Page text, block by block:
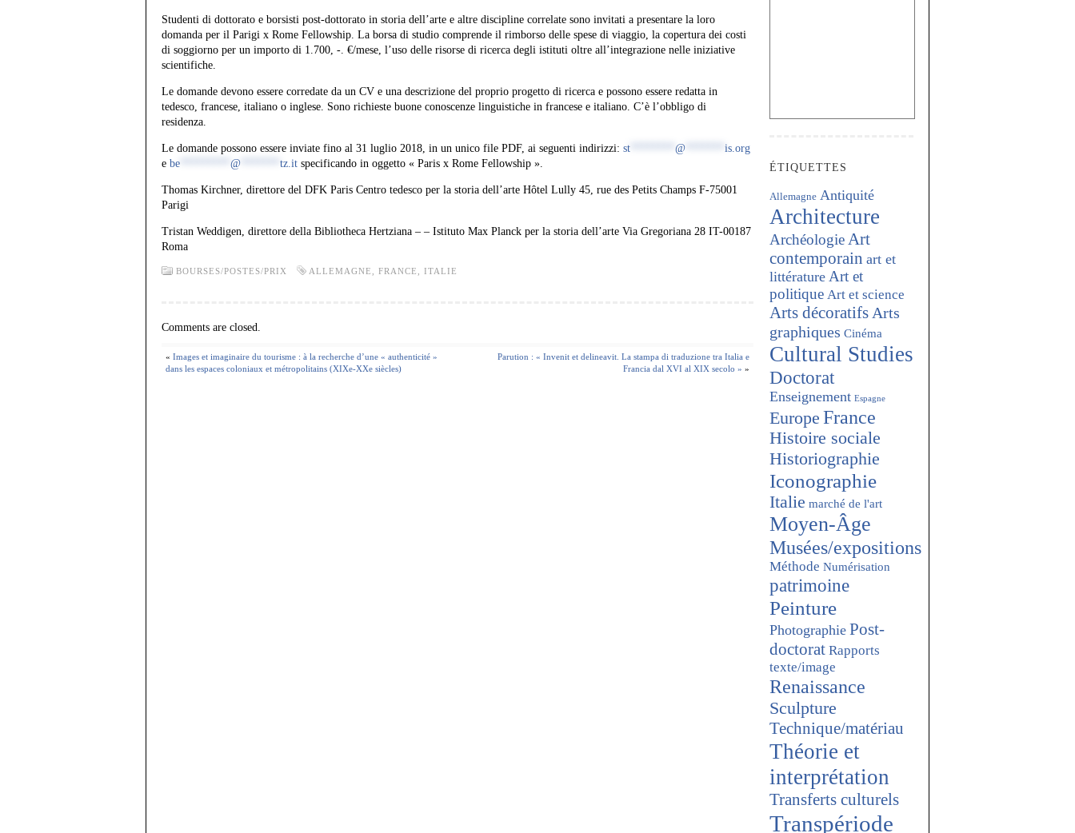
Studenti di dottorato e borsisti post-dottorato in storia dell’arte e altre discipline correlate sono invitati a presentare la loro
domanda per il Parigi x Rome Fellowship. La borsa di studio comprende il rimborso delle spese di viaggio, la copertura dei costi
di soggiorno per un importo di 1.700, -. €/mese, l’uso delle risorse di ricerca degli istituti oltre all’integrazione nelle iniziative
scientifiche.
Le domande devono essere corredate da un CV e una descrizione del proprio progetto di ricerca e possono essere redatta in
tedesco, francese, italiano o inglese. Sono richieste buone conoscenze linguistiche in francese e italiano. C’è l’obbligo di
residenza.
Le domande possono essere inviate fino al 31 luglio 2018, in un unico file PDF, ai seguenti indirizzi: st @
is.org
e be @ tz.it specificando in oggetto « Paris x Rome Fellowship ».
Thomas Kirchner, direttore del DFK Paris Centro tedesco per la storia dell’arte Hôtel Lully 45, rue des Petits Champs F-75001
Parigi
Tristan Weddigen, direttore della Bibliotheca Hertziana – – Istituto Max Planck per la storia dell’arte Via Gregoriana 28 IT-00187
Roma
BOURSES/POSTES/PRIX ALLEMAGNE FRANCE ITALIE
Comments are closed.
« Images et imaginaire du tourisme : à la recherche d’une « authenticité »
dans les espaces coloniaux et métropolitains (XIXe-XXe siècles)
Parution : « Invenit et delineavit. La stampa di traduzione tra Italia e
Francia dal XVI al XIX secolo » »
ÉTIQUETTES
Allemagne Antiquité
Architecture
Archéologie Art
contemporain art et
littérature Art et
politique Art et science
Arts décoratifs Arts
graphiques Cinéma
Cultural Studies
Doctorat
Enseignement Espagne
Europe France
Histoire sociale
Historiographie
Iconographie
Italie marché de l'art
Moyen-Âge
Musées/expositions
Méthode Numérisation
patrimoine
Peinture
Photographie Post-
doctorat Rapports
texte/image
Renaissance
Sculpture
Technique/matériau
Théorie et
interprétation
Transferts culturels
Transpériode